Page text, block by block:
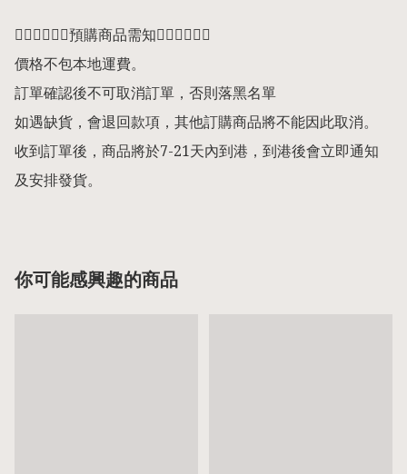
👇🏻👇🏻👇🏻預購商品需知👇🏻👇🏻👇🏻
價格不包本地運費。
訂單確認後不可取消訂單，否則落黑名單
如遇缺貨，會退回款項，其他訂購商品將不能因此取消。
收到訂單後，商品將於7-21天內到港，到港後會立即通知
及安排發貨。
你可能感興趣的商品